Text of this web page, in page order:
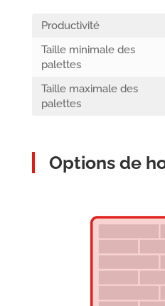
Productivité
Taille minimale des
palettes
Taille maximale des
palettes
Options de